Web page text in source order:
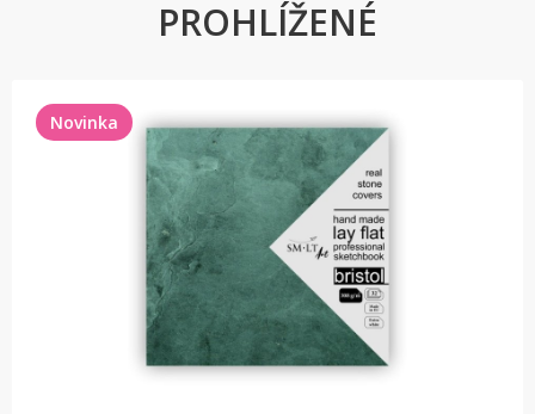
PROHLÍŽENÉ
Novinka